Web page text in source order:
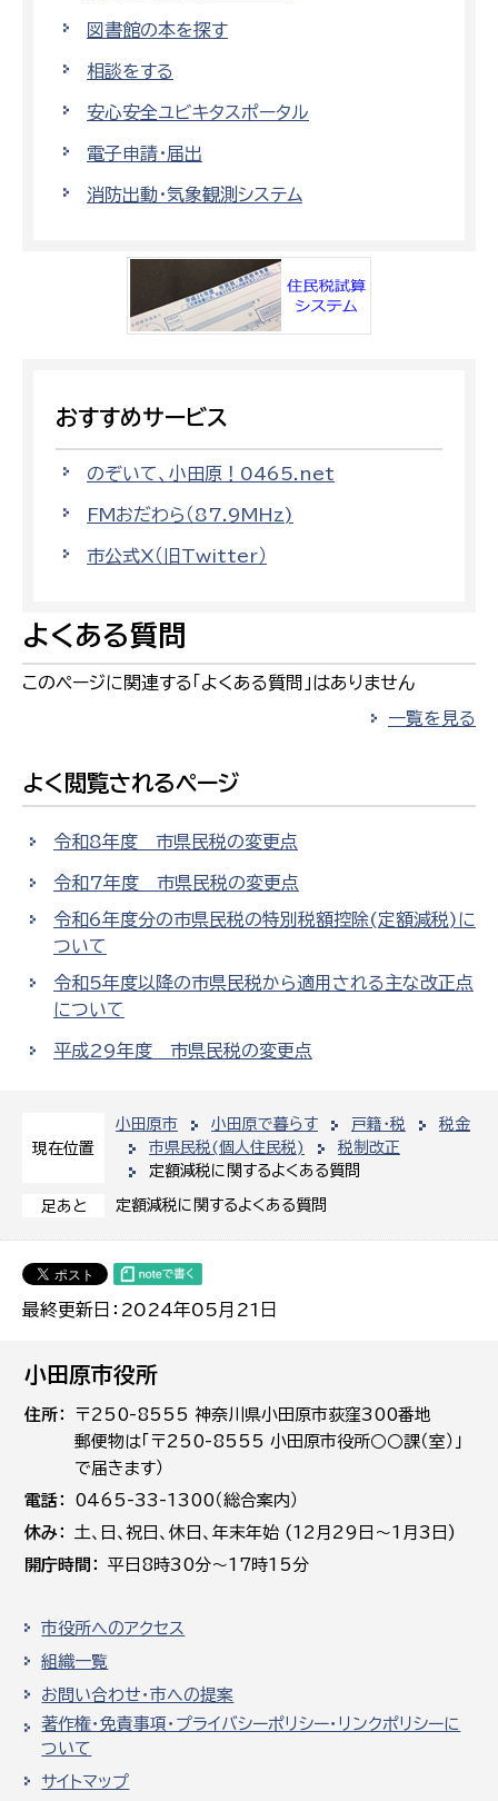
現在位置
小田原市 小田原で暮らす 戸籍・税
税金
市県民税(個人住民税)
税制改正
定額減税に関するよくある質問
足あと 定額減税に関するよくある質問
最終更新日：2024年05月21日
図書館の本を探す
相談をする
安心安全ユビキタスポータル
電子申請・届出
消防出動・気象観測システム
おすすめサービス
のぞいて、小田原！0465.net
FMおだわら（87.9MHz)
市公式X（旧Twitter）
よくある質問
このページに関連する「よくある質問」はありません
一覧を見る
よく閲覧されるページ
令和8年度 市県民税の変更点
令和7年度 市県民税の変更点
令和6年度分の市県民税の特別税額控除(定額減税)に
ついて
令和5年度以降の市県民税から適用される主な改正点
について
平成29年度 市県民税の変更点
小田原市役所
住所
〒250-8555 神奈川県小田原市荻窪300番地
郵便物は「〒250-8555 小田原市役所○○課（室）」
で届きます）
電話
0465-33-1300（総合案内）
休み
土､日､祝日、休日、年末年始 (12月29日～1月3日)
開庁時間
平日8時30分～17時15分
市役所へのアクセス
組織一覧
お問い合わせ・市への提案
著作権・免責事項・プライバシーポリシー・リンクポリシーに
ついて
サイトマップ